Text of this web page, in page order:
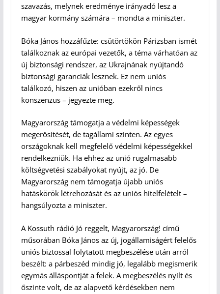
szavazás, melynek eredménye irányadó lesz a
magyar kormány számára – mondta a miniszter.
Bóka János hozzáfűzte: csütörtökön Párizsban ismét
találkoznak az európai vezetők, a téma várhatóan az
új biztonsági rendszer, az Ukrajnának nyújtandó
biztonsági garanciák lesznek. Ez nem uniós
találkozó, hiszen az unióban ezekről nincs
konszenzus – jegyezte meg.
Magyarország támogatja a védelmi képességek
megerősítését, de tagállami szinten. Az egyes
országoknak kell megfelelő védelmi képességekkel
rendelkezniük. Ha ehhez az unió rugalmasabb
költségvetési szabályokat nyújt, az jó. De
Magyarország nem támogatja újabb uniós
hatáskörök létrehozását és az uniós hitelfelételt –
hangsúlyozta a miniszter.
A Kossuth rádió Jó reggelt, Magyarország! című
műsorában Bóka János az új, jogállamiságért felelős
uniós biztossal folytatott megbeszélése után arról
beszélt: a párbeszéd mindig jó, legalább megismerik
egymás álláspontját a felek. A megbeszélés nyílt és
őszinte volt, de az alapvető kérdésekben nem